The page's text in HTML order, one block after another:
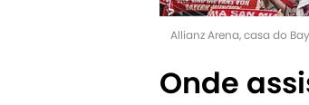
Allianz Arena, casa do
Onde